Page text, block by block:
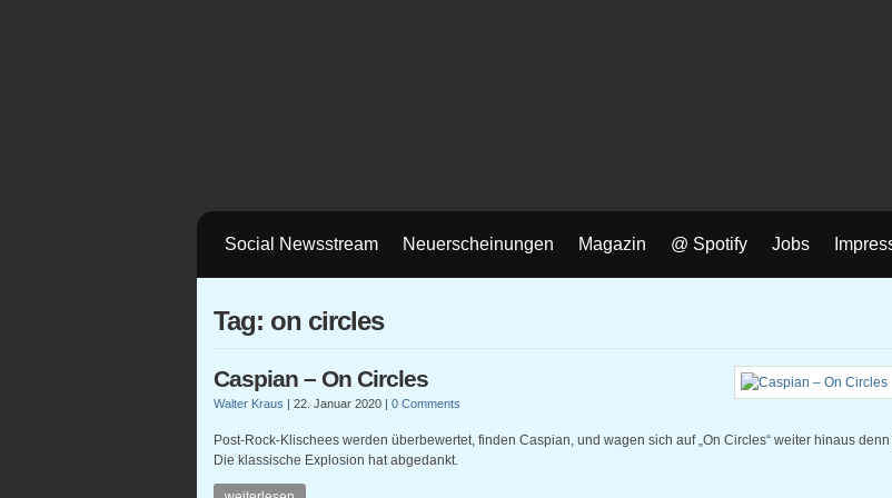
Social Newsstream Neuerscheinungen Magazin @ Spotify Jobs
Tag: on circles
Caspian – On Circles
Walter Kraus | 22. Januar 2020 | 0 Comments
Post-Rock-Klischees werden überbewertet, finden Caspian, und wagen sich auf „On Circles“ weiter hinaus
Die klassische Explosion hat abgedankt.